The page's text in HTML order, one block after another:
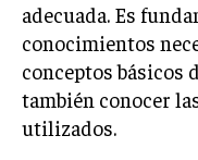
adecuada. Es
conocimientos
conceptos básicos
también conocer
utilizados.